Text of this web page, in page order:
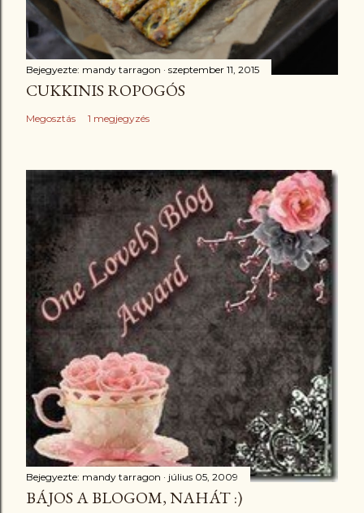
Bejegyezte: mandy tarragon szeptember 11, 2015
CUKKINIS ROPOGÓS
Megosztás 1 megjegyzés
Bejegyezte: mandy tarragon július 05, 2009
BÁJOS A BLOGOM, NAHÁT :)